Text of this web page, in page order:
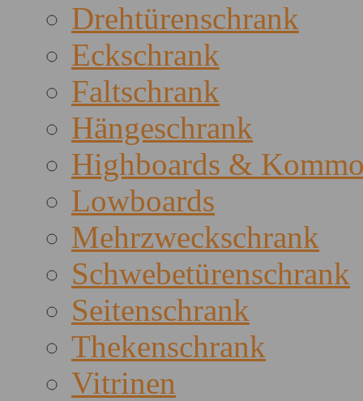
Drehtürenschrank
Eckschrank
Faltschrank
Hängeschrank
Highboards &
Lowboards
Mehrzweckschrank
Schwebetürenschrank
Seitenschrank
Thekenschrank
Vitrinen